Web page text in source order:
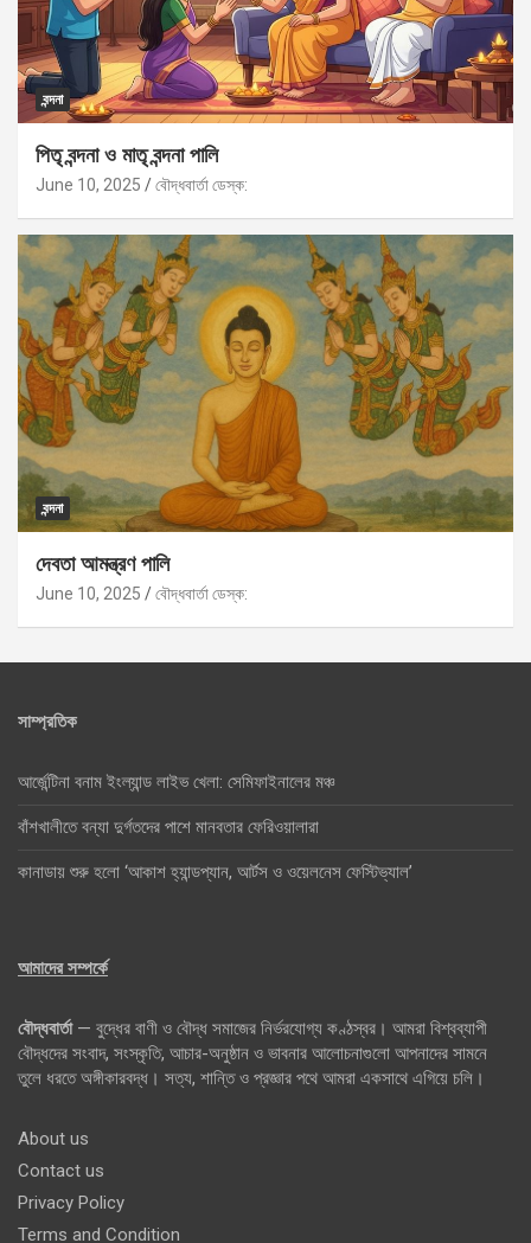
বন্দনা
পিতৃ বন্দনা ও মাতৃ বন্দনা পালি
June 10, 2025 বৌদ্ধবার্তা ডেস্ক:
বন্দনা
দেবতা আমন্ত্রণ পালি
June 10, 2025 বৌদ্ধবার্তা ডেস্ক:
সাম্প্রতিক
আর্জেন্টিনা বনাম ইংল্যান্ড লাইভ খেলা: সেমিফাইনালের মঞ্চ
বাঁশখালীতে বন্যা দুর্গতদের পাশে মানবতার ফেরিওয়ালারা
কানাডায় শুরু হলো ‘আকাশ হ্যান্ডপ্যান, আর্টস ও ওয়েলনেস ফেস্টিভ্যাল’
আমাদের সম্পর্কে
বৌদ্ধবার্তা— বুদ্ধের বাণী ও বৌদ্ধ সমাজের নির্ভরযোগ্য কণ্ঠস্বর। আমরা বিশ্বব্যাপী
বৌদ্ধদের সংবাদ, সংস্কৃতি, আচার-অনুষ্ঠান ও ভাবনার আলোচনাগুলো আপনাদের সামনে
তুলে ধরতে অঙ্গীকারবদ্ধ। সত্য, শান্তি ও প্রজ্ঞার পথে আমরা একসাথে এগিয়ে চলি।
About us
Contact us
Privacy Policy
Terms and Condition